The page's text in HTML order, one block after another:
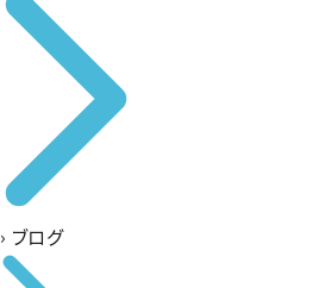
› ブログ